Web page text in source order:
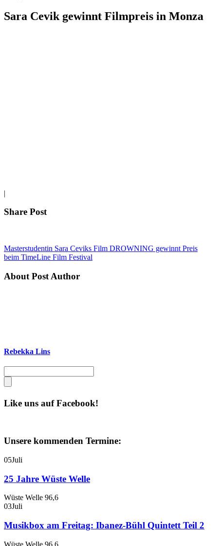
Sara Cevik gewinnt Filmpreis in Monza
|
Share Post
Masterstudentin Sara Ceviks Film DROWNING gewinnt Preis
beim TimeLine Film Festival
About Post Author
Rebekka Lins
Like uns auf Facebook!
Unsere kommenden Termine:
05Juli
25 Jahre Wüste Welle
Wüste Welle 96,6
03Juli
Musikbox am Freitag: Ibanez-Bühl Quintett Teil 2
Wüste Welle 96,6